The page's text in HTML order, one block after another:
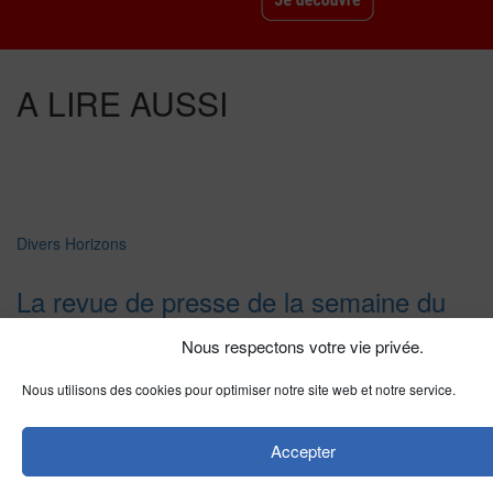
Nous respectons votre vie privée.
Nous utilisons des cookies pour optimiser notre site web et notre service.
Accepter
A LIRE AUSSI
Divers Horizons
La revue de presse de la semaine du
18 mars
LIRE PLUS→